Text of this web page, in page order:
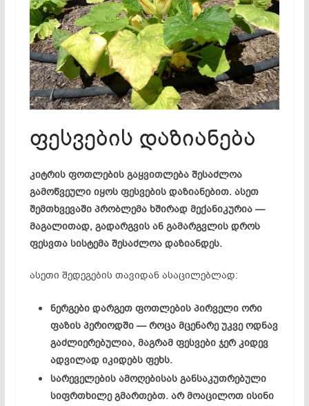
ფესვების დაზიანება
კიტრის ფოთლების გაყვითლება შესაძლოა
გამოწვეული იყოს ფესვების დაზიანებით. ასეთ
შემთხვევაში პრობლემა ხშირად მექანიკურია —
მაგალითად, გადარგვის ან გამარგვლის დროს
ფესვთა სისტემა შესაძლოა დაზიანდეს.
ასეთი შედეგების თავიდან ასაცილებლად:
ნერგები დარგეთ ფოთლების პირველი ორი
ფაზის პერიოდში — როცა მცენარე უკვე ოდნავ
გაძლიერებულია, მაგრამ ფესვები ჯერ კიდევ
ადვილად იკიდებს ფეხს.
სარეველების ამოღებისას განსაკუთრებული
სიფრთხილე გმართებთ. არ მოაცილოთ ისინი